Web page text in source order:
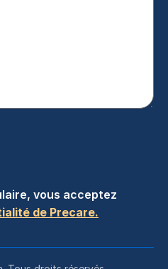
vous acceptez
de Precare.